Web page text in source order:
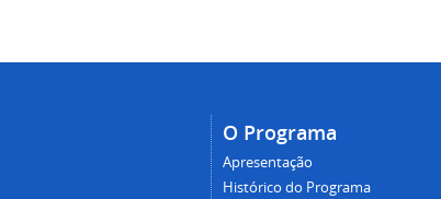
O Programa
Apresentação
Histórico do Programa